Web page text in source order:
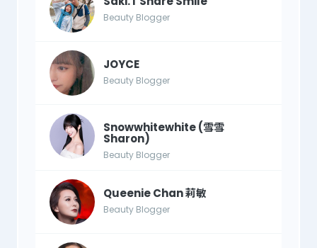
Beauty Blogger
JOYCE
Beauty Blogger
Snowwhitewhite (雪雪
Sharon)
Beauty Blogger
Queenie Chan 莉敏
Beauty Blogger